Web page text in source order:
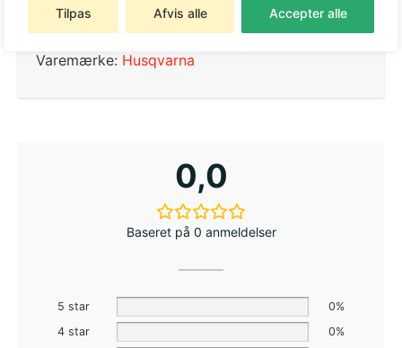
Tilpas Afvis alle Accepter alle
Kategorier:
Husqvarna,Outlet
Tags: Husqvarna,Husqvarna Aspire™,Outlet
Varemærke: Husqvarna
0,0
Baseret på 0 anmeldelser
5 star
0%
4 star
0%